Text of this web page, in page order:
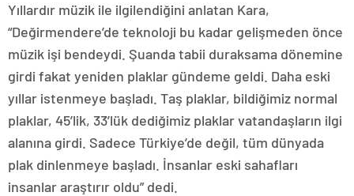
Yıllardır müzik ile ilgilendiğini anlatan Kara,
“Değirmendere’de teknoloji bu kadar gelişmeden önce
müzik işi bendeydi. Şuanda tabii duraksama dönemine
girdi fakat yeniden plaklar gündeme geldi. Daha eski
yıllar istenmeye başladı. Taş plaklar, bildiğimiz normal
plaklar, 45’lik, 33’lük dediğimiz plaklar vatandaşların ilgi
alanına girdi. Sadece Türkiye’de değil, tüm dünyada
plak dinlenmeye başladı. İnsanlar eski sahafları
insanlar araştırır oldu” dedi.